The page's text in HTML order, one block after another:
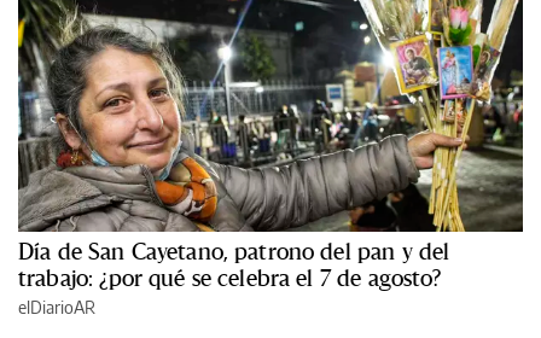
Día de San Cayetano, patrono del pan y del
trabajo: ¿por qué se celebra el 7 de agosto?
elDiarioAR